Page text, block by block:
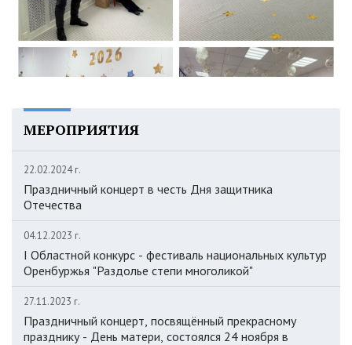
МЕРОПРИЯТИЯ
22.02.2024 г.
Праздничный концерт в честь Дня защитника
Отечества
04.12.2023 г.
I Областной конкурс - фестиваль национальных культур
Оренбуржья "Раздолье степи многоликой"
27.11.2023 г.
Праздничный концерт, посвящённый прекрасному
празднику - День матери, состоялся 24 ноября в